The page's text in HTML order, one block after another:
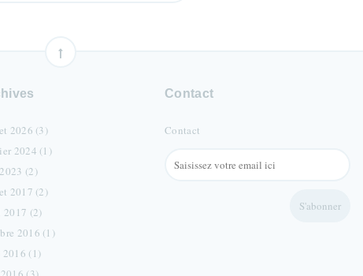
2026 (3)
2024 (1)
(2)
2017 (2)
2017 (2)
2016 (1)
2016 (1)
Contact
Contact